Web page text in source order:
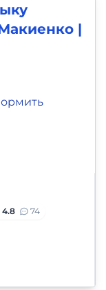
|
4.8 74